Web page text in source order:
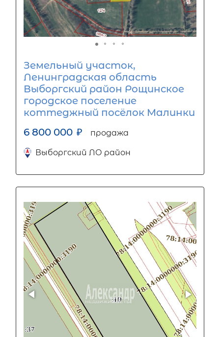
Земельный участок,
Ленинградская область
Выборгский район Рощинское
городское поселение
коттеджный посёлок Малинки
6 800 000 ₽ продажа
Выборгский ЛО район